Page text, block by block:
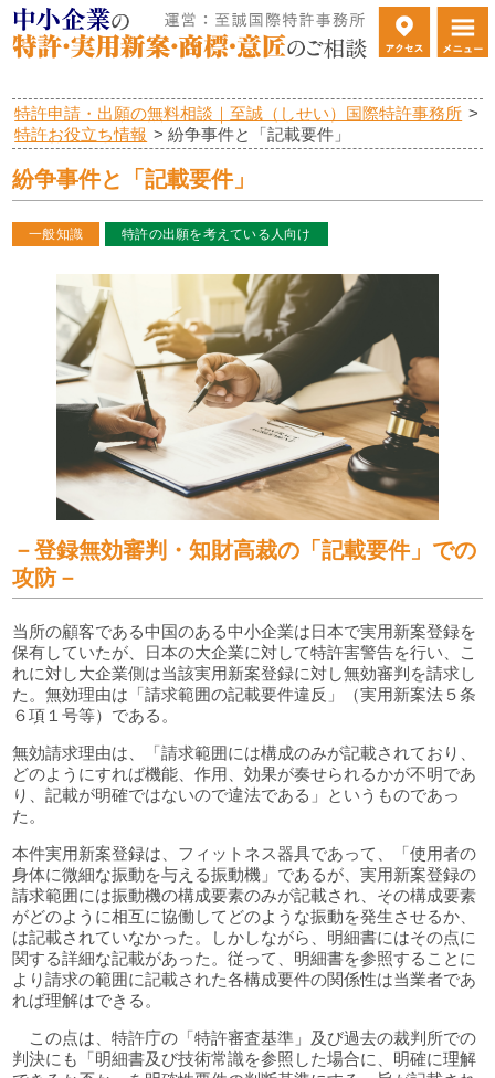
特許申請・出願の無料相談｜至誠（しせい）国際特許事務所 >
特許お役立ち情報 >紛争事件と「記載要件」
紛争事件と「記載要件」
一般知識 特許の出願を考えている人向け
－登録無効審判・知財高裁の「記載要件」での
攻防－
当所の顧客である中国のある中小企業は日本で実用新案登録を
保有していたが、日本の大企業に対して特許害警告を行い、こ
れに対し大企業側は当該実用新案登録に対し無効審判を請求し
た。無効理由は「請求範囲の記載要件違反」（実用新案法５条
６項１号等）である。
無効請求理由は、「請求範囲には構成のみが記載されており、
どのようにすれば機能、作用、効果が奏せられるかが不明であ
り、記載が明確ではないので違法である」というものであっ
た。
本件実用新案登録は、フィットネス器具であって、「使用者の
身体に微細な振動を与える振動機」であるが、実用新案登録の
請求範囲には振動機の構成要素のみが記載され、その構成要素
がどのように相互に協働してどのような振動を発生させるか、
は記載されていなかった。しかしながら、明細書にはその点に
関する詳細な記載があった。従って、明細書を参照することに
より請求の範囲に記載された各構成要件の関係性は当業者であ
れば理解はできる。
この点は、特許庁の「特許審査基準」及び過去の裁判所での
判決にも「明細書及び技術常識を参照した場合に、明確に理解